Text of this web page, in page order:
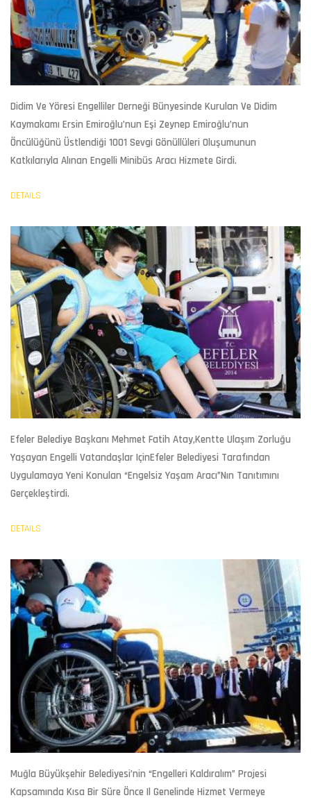
Didim Ve Yöresi Engelliler Derneği Bünyesinde Kurulan Ve Didim
Kaymakamı Ersin Emiroğlu’nun Eşi Zeynep Emiroğlu’nun
Öncülüğünü Üstlendiği 1001 Sevgi Gönüllüleri Oluşumunun
Katkılarıyla Alınan Engelli Minibüs Aracı Hizmete Girdi.
DETAILS
Efeler Belediye Başkanı Mehmet Fatih Atay,kentte Ulaşım Zorluğu
Yaşayan Engelli Vatandaşlar IçinEfeler Belediyesi Tarafından
Uygulamaya Yeni Konulan “Engelsiz Yaşam Aracı”nın Tanıtımını
Gerçekleştirdi.
DETAILS
Muğla Büyükşehir Belediyesi’nin “Engelleri Kaldıralım” Projesi
Kapsamında Kısa Bir Süre Önce Il Genelinde Hizmet Vermeye